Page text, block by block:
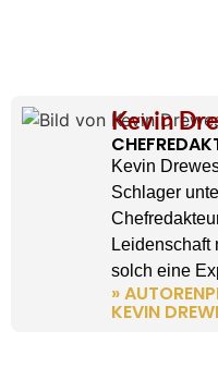
Kevin
Kevin
Schlager
Leidenschaft
solch eine
»
KEVIN